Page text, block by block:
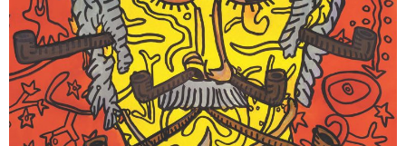
4
artistes